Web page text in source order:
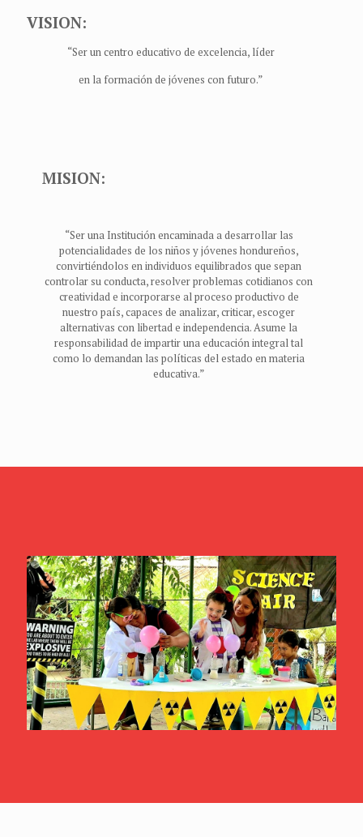
VISION:
“Ser un centro educativo de excelencia, líder
en la formación de jóvenes con futuro.”
MISION:
“Ser una Institución encaminada a desarrollar las
potencialidades de los niños y jóvenes hondureños,
convirtiéndolos en individuos equilibrados que sepan
controlar su conducta, resolver problemas cotidianos con
creatividad e incorporarse al proceso productivo de
nuestro país, capaces de analizar, criticar, escoger
alternativas con libertad e independencia. Asume la
responsabilidad de impartir una educación integral tal
como lo demandan las políticas del estado en materia
educativa.”